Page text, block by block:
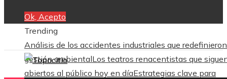
Ok, Acepto
Trending
Análisis de los accidentes industriales que
gestión ambientalLos teatros renacentistas que
abiertos al público hoy en díaEstrategias clave para